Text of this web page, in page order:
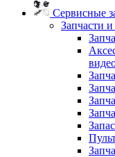
Сервисные
Запчасти